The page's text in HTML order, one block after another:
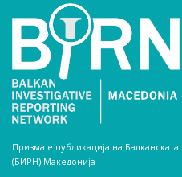
Призма е публикација на
(БИРН) Македонија